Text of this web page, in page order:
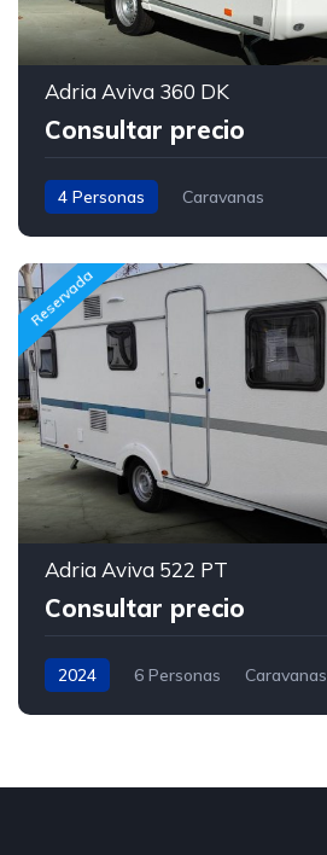
Adria Aviva 360 DK
Consultar precio
4 Personas Caravanas
Reservada
Adria Aviva 522 PT
Consultar precio
2024 6 Personas Caravanas